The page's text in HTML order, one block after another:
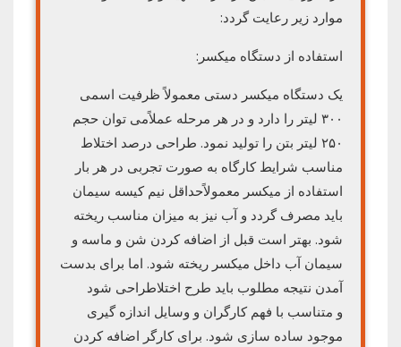
موارد زیر رعایت گردد:
استفاده از دستگاه میکسر:
یک دستگاه میکسر دستی معمولاً ظرفیت اسمی
۳۰۰ لیتر را دارد و در هر مرحله عملاًمی توان حجم
۲۵۰ لیتر بتن را تولید نمود. طراحی درصد اختلاط
مناسب شرایط کارگاه به صورت تجربی در هر بار
استفاده از میکسر معمولاًحداقل نیم کیسه سیمان
باید مصرف گردد و آب نیز به میزان مناسب ریخته
شود. بهتر است قبل از اضافه کردن شن و ماسه و
سیمان آب داخل میکسر ریخته شود. اما برای بدست
آمدن نتیجه مطلوب باید طرح اختلاطراحی شود
و متناسب با فهم کارگران و وسایل اندازه گیری
موجود ساده سازی شود. برای کارگر اضافه کردن